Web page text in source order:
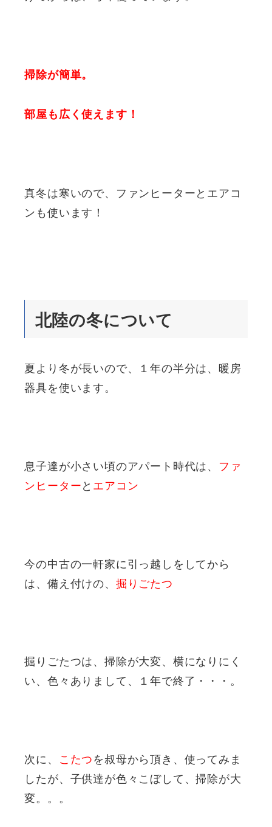
掃除が簡単。
部屋も広く使えます！
真冬は寒いので、ファンヒーターとエアコ
ンも使います！
北陸の冬について
夏より冬が長いので、１年の半分は、暖房
器具を使います。
息子達が小さい頃のアパート時代は、 ファ
ンヒーターと エアコン
今の中古の一軒家に引っ越しをしてから
は、備え付けの、 掘りごたつ
掘りごたつは、掃除が大変、横になりにく
い、色々ありまして、１年で終了・・・。
次に、 こたつを叔母から頂き、使ってみま
したが、子供達が色々こぼして、掃除が大
変。。。